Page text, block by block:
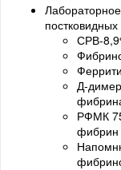
СРВ-
Д-
РФМК
фибрин